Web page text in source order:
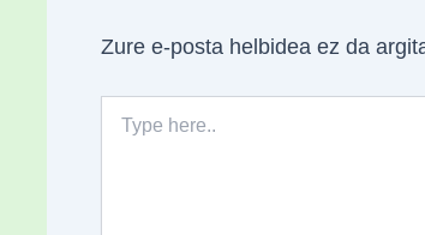
Zure e-posta helbidea ez da
here..